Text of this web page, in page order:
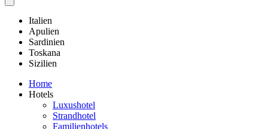
Italien
Apulien
Sardinien
Toskana
Sizilien
Home
Hotels
Luxushotel
Strandhotel
Familienhotels